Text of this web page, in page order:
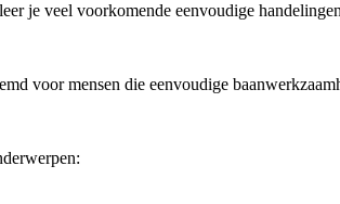
je veel voorkomende eenvoudige
voor mensen die eenvoudige